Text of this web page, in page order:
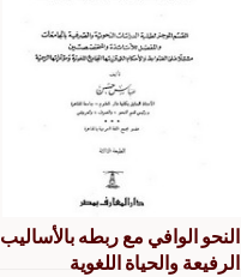
النحو الوافي مع ربطه بالأساليب
الرفيعة والحياة اللغوية